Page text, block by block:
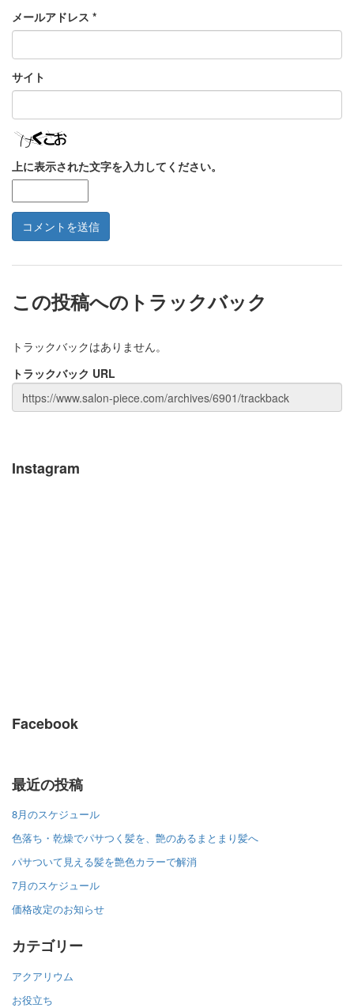
メールアドレス *
サイト
上に表示された文字を入力してください。
この投稿へのトラックバック
トラックバックはありません。
トラックバック URL
Instagram
Facebook
最近の投稿
8月のスケジュール
色落ち・乾燥でパサつく髪を、艶のあるまとまり髪へ
パサついて見える髪を艶色カラーで解消
7月のスケジュール
価格改定のお知らせ
カテゴリー
アクアリウム
お役立ち